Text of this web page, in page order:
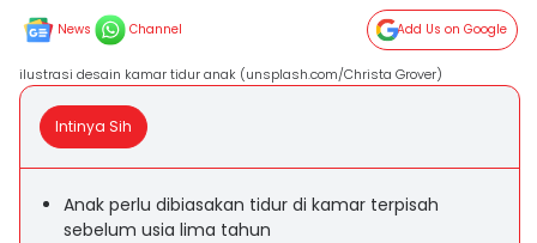
News Channel Add Us on Google
ilustrasi desain kamar tidur anak (unsplash.com/Christa Grover)
Intinya Sih
Anak perlu dibiasakan tidur di kamar terpisah
sebelum usia lima tahun